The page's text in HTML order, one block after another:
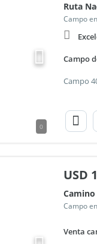
0
Ruta
Campo
Campo
USD
Campo
Venta